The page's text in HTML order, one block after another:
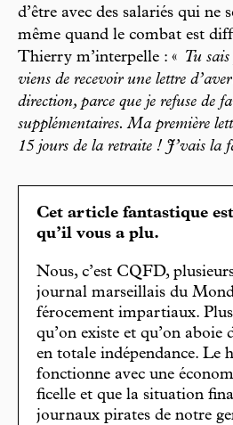
d’être avec des salariés qui ne
même quand le combat est
Thierry m’interpelle : « Tu
viens de recevoir une lettre
direction, parce que je refuse de
supplémentaires. Ma première
15 jours de la retraite ! J’vais la
Cet article fantastique
qu’il vous a plu.
Nous, c’est CQFD,
journal marseillais du
férocement impartiaux.
qu’on existe et qu’on aboie
en totale indépendance. Le
fonctionne avec une
ficelle et que la situation
journaux pirates de notre